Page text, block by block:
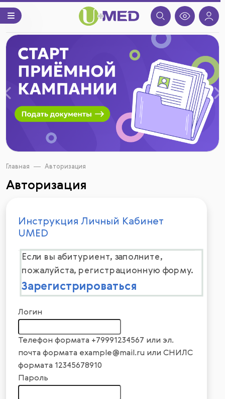
Назад
Главная Авторизация
Авторизация
Инструкция Личный Кабинет
UMED
Если вы абитуриент, заполните,
пожалуйста, регистрационную форму.
Зарегистрироваться
Логин
Телефон формата +79991234567 или эл.
почта формата example@mail.ru или СНИЛС
формата 12345678910
Пароль